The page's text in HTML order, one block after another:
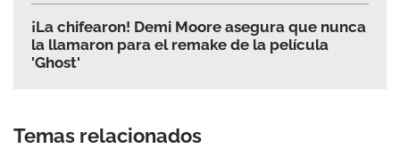
¡La chifearon! Demi Moore asegura que nunca
la llamaron para el remake de la película
'Ghost'
Temas relacionados